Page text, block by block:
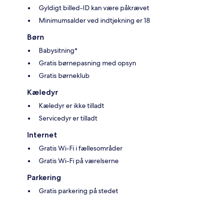
Gyldigt billed-ID kan være påkrævet
Minimumsalder ved indtjekning er 18
Børn
Babysitning*
Gratis børnepasning med opsyn
Gratis børneklub
Kæledyr
Kæledyr er ikke tilladt
Servicedyr er tilladt
Internet
Gratis Wi-Fi i fællesområder
Gratis Wi-Fi på værelserne
Parkering
Gratis parkering på stedet